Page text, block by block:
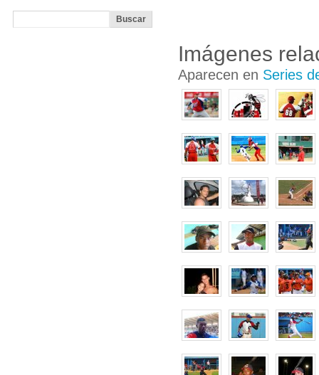
Imágenes
Aparecen en Series